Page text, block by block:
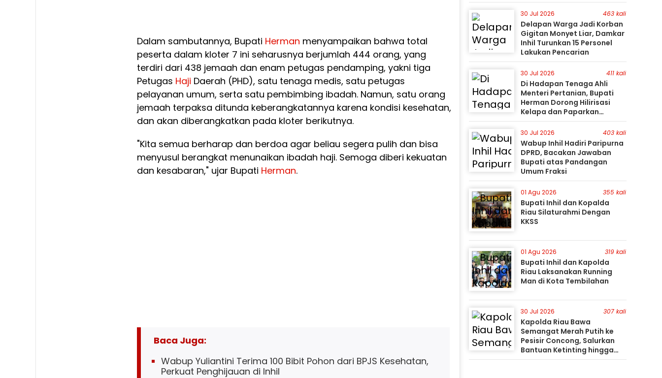
Dalam sambutannya, Bupati Herman menyampaikan bahwa total
peserta dalam kloter 7 ini seharusnya berjumlah 444 orang, yang
terdiri dari 438 jemaah dan enam petugas pendamping, yakni tiga
Petugas Haji Daerah (PHD), satu tenaga medis, satu petugas
pelayanan umum, serta satu pembimbing ibadah. Namun, satu orang
jemaah terpaksa ditunda keberangkatannya karena kondisi kesehatan,
dan akan diberangkatkan pada kloter berikutnya.
"Kita semua berharap dan berdoa agar beliau segera pulih dan bisa
menyusul berangkat menunaikan ibadah haji. Semoga diberi kekuatan
dan kesabaran," ujar Bupati Herman.
Baca Juga:
Wabup Yuliantini Terima 100 Bibit Pohon dari BPJS Kesehatan,
Perkuat Penghijauan di Inhil
Perburuan Terus Berlanjut
30 Jul 2026 463 kali
Delapan Warga Jadi Korban
Gigitan Monyet Liar, Damkar
Inhil Turunkan 15 Personel
Lakukan Pencarian
30 Jul 2026 411 kali
Di Hadapan Tenaga Ahli
Menteri Pertanian, Bupati
Herman Dorong Hilirisasi
Kelapa dan Paparkan
Besarnya Potensi Pertanian
Inhil
30 Jul 2026 403 kali
Wabup Inhil Hadiri Paripurna
DPRD, Bacakan Jawaban
Bupati atas Pandangan
Umum Fraksi
01 Agu 2026 355 kali
Bupati Inhil dan Kopalda
Riau Silaturahmi Dengan
KKSS
01 Agu 2026 319 kali
Bupati Inhil dan Kapolda
Riau Laksanakan Running
Man di Kota Tembilahan
30 Jul 2026 307 kali
Kapolda Riau Bawa
Semangat Merah Putih ke
Pesisir Concong, Salurkan
Bantuan Ketinting hingga
Tanam Mangrove